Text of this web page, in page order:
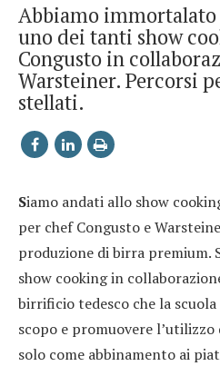
Abbiamo
uno dei tanti show
Congusto in
Warsteiner. Percorsi
stellati.
Siamo andati allo show
per chef Congusto e
produzione di birra premium.
show cooking in
birrificio tedesco che la
scopo e promuovere l’utilizzo
solo come abbinamento ai